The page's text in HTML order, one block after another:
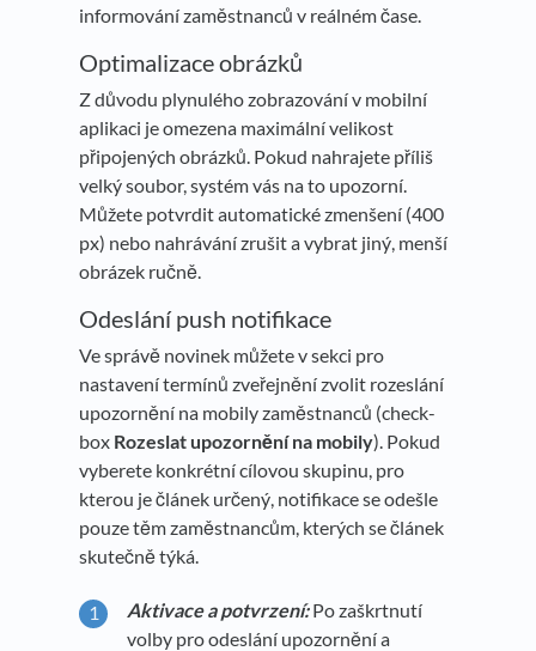
informování zaměstnanců v reálném čase.
Optimalizace obrázků
Z důvodu plynulého zobrazování v mobilní
aplikaci je omezena maximální velikost
připojených obrázků. Pokud nahrajete příliš
velký soubor, systém vás na to upozorní.
Můžete potvrdit automatické zmenšení (400
px) nebo nahrávání zrušit a vybrat jiný, menší
obrázek ručně.
Odeslání push notifikace
Ve správě novinek můžete v sekci pro
nastavení termínů zveřejnění zvolit rozeslání
upozornění na mobily zaměstnanců (check-
box Rozeslat upozornění na mobily). Pokud
vyberete konkrétní cílovou skupinu, pro
kterou je článek určený, notifikace se odešle
pouze těm zaměstnancům, kterých se článek
skutečně týká.
Aktivace a potvrzení:Po zaškrtnutí
volby pro odeslání upozornění a